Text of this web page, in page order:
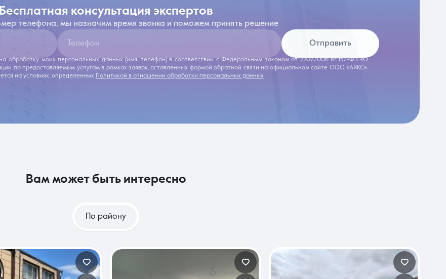
бесплатная консультация экспертов
телефона, мы назначим время звонка и поможем принять решение
Телефон Отправить
обработку моих персональных данных (имя, телефон) в соответствии с Федеральным законом от 27.07.2006 №152-ФЗ «О
по предоставляемым услугам в рамках заявок, оставленных формой обратной связи на официальном сайте ООО «АЯКС».
на условиях, определенных Политикой в отношении обработки персональных данных
вам может быть интересно
По району